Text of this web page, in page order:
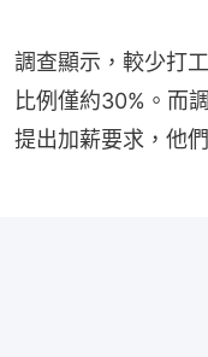
調查顯示，較少打
比例僅約30%。而
提出加薪要求，他